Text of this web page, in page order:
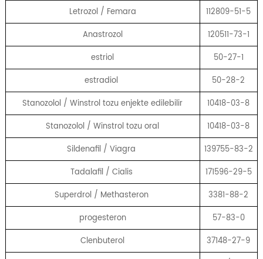
Letrozol / Femara
112809-51-5
Anastrozol
120511-73-1
estriol
50-27-1
estradiol
50-28-2
Stanozolol / Winstrol tozu enjekte edilebilir
10418-03-8
Stanozolol / Winstrol tozu oral
10418-03-8
Sildenafil / Viagra
139755-83-2
Tadalafil / Cialis
171596-29-5
Superdrol / Methasteron
3381-88-2
progesteron
57-83-0
Clenbuterol
37148-27-9